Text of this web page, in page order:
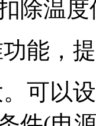
除温
能，
可以